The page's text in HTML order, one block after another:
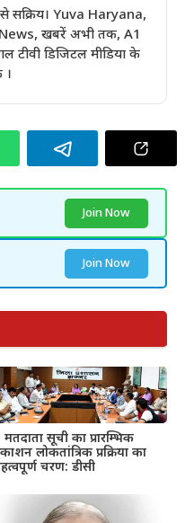
से सक्रिय। Yuva Haryana,
खबरें अभी तक, A1
टीवी डिजिटल मीडिया के
।
Join Now
Join Now
सूची का प्रारम्भिक
लोकतांत्रिक प्रक्रिया का
चरण: डीसी